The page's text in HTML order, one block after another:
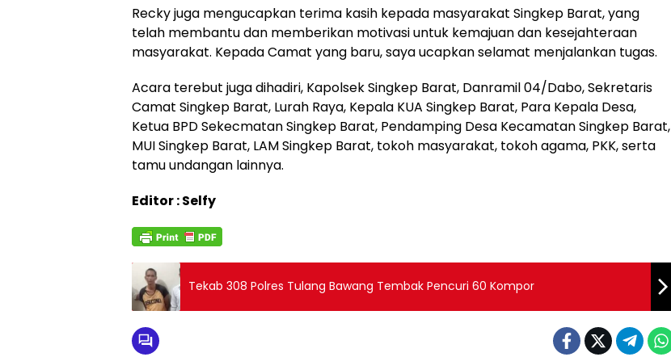
Recky juga mengucapkan terima kasih kepada masyarakat Singkep Barat, yang
telah membantu dan memberikan motivasi untuk kemajuan dan kesejahteraan
masyarakat. Kepada Camat yang baru, saya ucapkan selamat menjalankan tugas.
Acara terebut juga dihadiri, Kapolsek Singkep Barat, Danramil 04/Dabo, Sekretaris
Camat Singkep Barat, Lurah Raya, Kepala KUA Singkep Barat, Para Kepala Desa,
Ketua BPD Sekecmatan Singkep Barat, Pendamping Desa Kecamatan Singkep Barat,
MUI Singkep Barat, LAM Singkep Barat, tokoh masyarakat, tokoh agama, PKK, serta
tamu undangan lainnya.
Editor : Selfy
Tekab 308 Polres Tulang Bawang Tembak Pencuri 60 Kompor